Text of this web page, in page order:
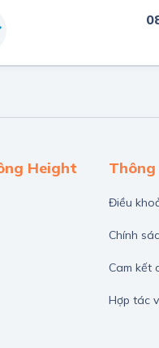
Height
Điều
Chính
Cam kết
Hợp tác